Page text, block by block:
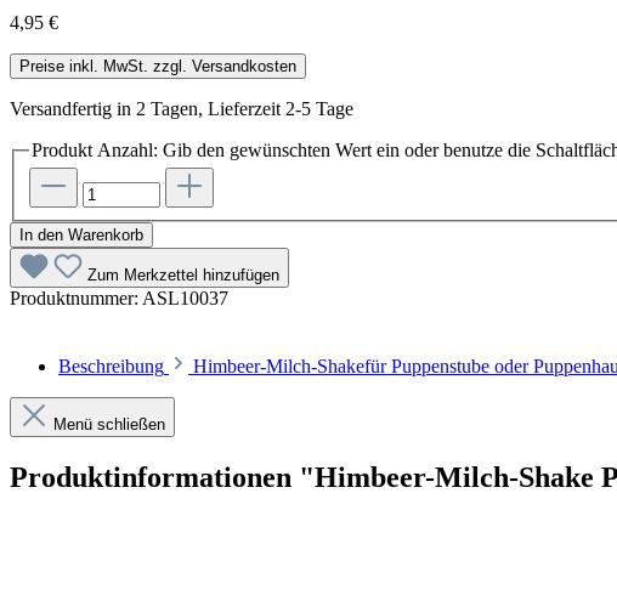
4,95 €
Preise inkl. MwSt. zzgl. Versandkosten
Versandfertig in 2 Tagen, Lieferzeit 2-5 Tage
Produkt Anzahl: Gib den gewünschten Wert ein oder benutze die
In den Warenkorb
Zum Merkzettel hinzufügen
Produktnummer: ASL10037
Beschreibung Himbeer-Milch-Shakefür Puppenstube oder
Menü schließen
Produktinformationen "Himbeer-Milch-Shake